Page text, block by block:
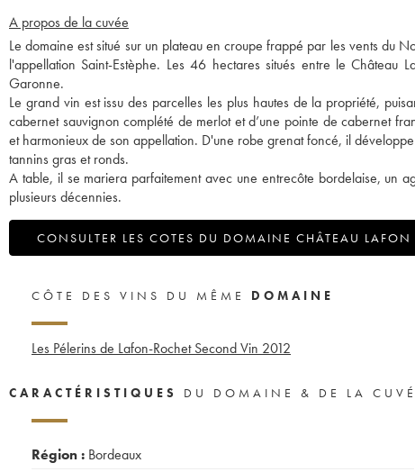
A propos de la cuvée
Le domaine est situé sur un plateau en croupe frappé par les vents du
l'appellation Saint-Estèphe. Les 46 hectares situés entre le
Garonne.
Le grand vin est issu des parcelles les plus hautes de la propriété,
cabernet sauvignon complété de merlot et d’une pointe de cabernet
et harmonieux de son appellation. D'une robe grenat foncé, il
tannins gras et ronds.
A table, il se mariera parfaitement avec une entrecôte bordelaise, un
plusieurs décennies.
CONSULTER LES COTES DU DOMAINE CHÂTEAU LAFON
CÔTE DES VINS DU MÊME
DOMAINE
Les Pélerins de Lafon-Rochet Second Vin 2012
CARACTÉRISTIQUES DU DOMAINE & DE LA
Région : Bordeaux